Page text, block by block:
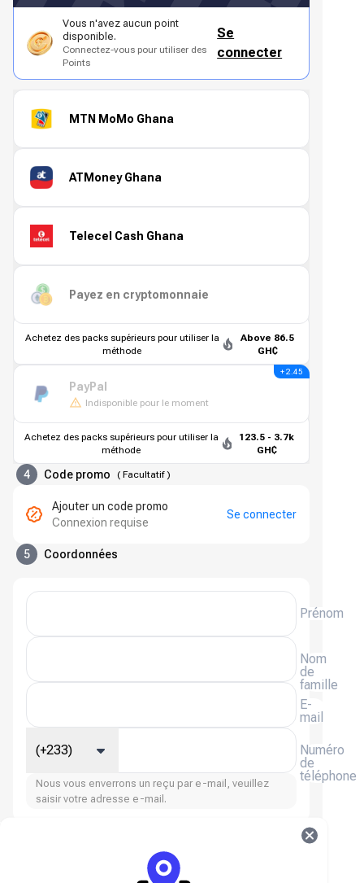
Vous n'avez aucun point
disponible.
Connectez-vous pour utiliser des
Points
Se
connecter
MTN MoMo Ghana
ATMoney Ghana
Telecel Cash Ghana
Payez en cryptomonnaie
Achetez des packs supérieurs pour utiliser la
méthode
Above 86.5
GH₵
PayPal
Indisponible pour le moment
+ 2.45
Achetez des packs supérieurs pour utiliser la
méthode
123.5 - 3.7k
GH₵
4 Code promo ( Facultatif)
Ajouter un code promo
Connexion requise
Se connecter
5 Coordonnées
Prénom
Nom
de
famille
E-
mail
Numéro
de
téléphone
(+233)
Nous vous enverrons un reçu par e-mail, veuillez
saisir votre adresse e-mail.
FAQ sur les pièces d'or de Blood Strike